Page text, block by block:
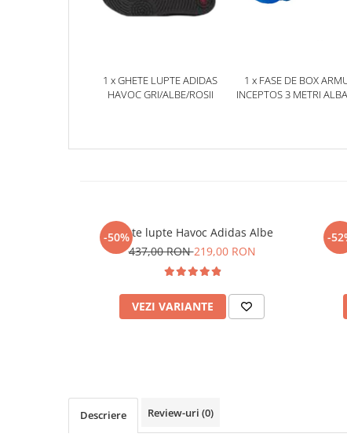
1 x GHETE LUPTE ADIDAS
HAVOC GRI/ALBE/ROSII
1 x FASE DE BOX
INCEPTOS 3 METRI
-50%
Ghete lupte Havoc Adidas Albe
437,00 RON219,00 RON
VEZI VARIANTE
-
Descriere Review-uri (0)